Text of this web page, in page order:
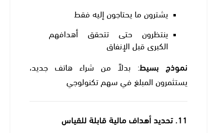
يشترون ما يحتاجون إليه فقط
ينتظرون حتى تتحقق أهدافهم
الكبرى قبل الإنفاق
نموذج بسيط: بدلاً من شراء هاتف جديد،
يستثمرون المبلغ في سهم تكنولوجي
11. تحديد أهداف مالية قابلة للقياس